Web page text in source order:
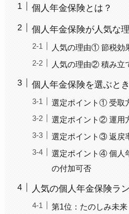
個人年金保険とは？
個人年金保険が人気な
人気の理由① 節税効
人気の理由② 積み立
個人年金保険を選ぶと
選定ポイント① 受取
選定ポイント② 運用
選定ポイント③ 返戻
選定ポイント④ 個人
の付加可否
人気の個人年金保険ラ
第1位：たのしみ未来